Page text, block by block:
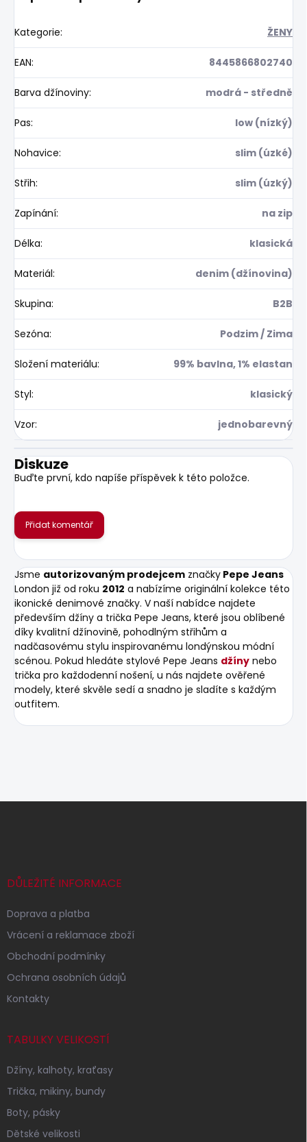
Kategorie: ŽENY
EAN: 8445866802740
Barva džínoviny: modrá - středně
Pas: low (nízký)
Nohavice: slim (úzké)
Střih: slim (úzký)
Zapínání: na zip
Délka: klasická
Materiál: denim (džínovina)
Skupina: B2B
Sezóna: Podzim / Zima
Složení materiálu: 99% bavlna, 1% elastan
Styl: klasický
Vzor: jednobarevný
Diskuze
Buďte první, kdo napíše příspěvek k této položce.
Přidat komentář
Jsme autorizovaným prodejcem značky Pepe Jeans
London již od roku 2012 a nabízíme originální kolekce této
ikonické denimové značky. V naší nabídce najdete
především džíny a trička Pepe Jeans, které jsou oblíbené
díky kvalitní džínovině, pohodlným střihům a
nadčasovému stylu inspirovanému londýnskou módní
scénou. Pokud hledáte stylové Pepe Jeans džíny nebo
trička pro každodenní nošení, u nás najdete ověřené
modely, které skvěle sedí a snadno je sladíte s každým
outfitem.
Z
DŮLEŽITÉ INFORMACE
Doprava a platba
Vrácení a reklamace zboží
Obchodní podmínky
Ochrana osobních údajů
Kontakty
TABULKY VELIKOSTÍ
Džíny, kalhoty, kraťasy
Trička, mikiny, bundy
Boty, pásky
Dětské velikosti